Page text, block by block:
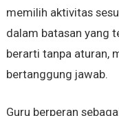
memilih aktivitas
dalam batasan yang
berarti tanpa aturan,
bertanggung jawab.
Guru berperan